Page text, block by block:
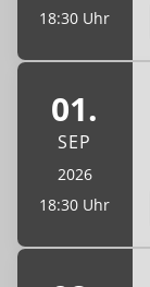
18:30 Uhr
01.
SEP
2026
18:30 Uhr